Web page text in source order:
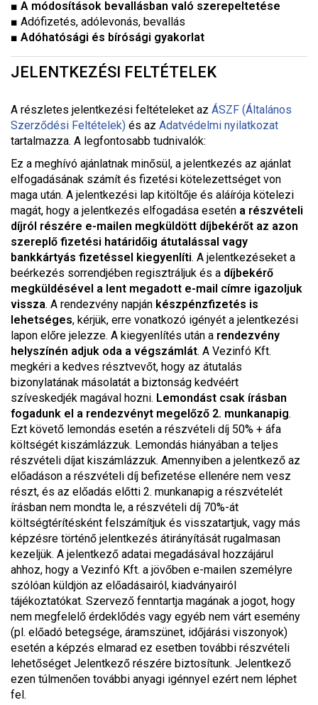
■ A módosítások bevallásban való szerepeltetése
■ Adófizetés, adólevonás, bevallás
■ Adóhatósági és bírósági gyakorlat
JELENTKEZÉSI FELTÉTELEK
A részletes jelentkezési feltételeket az ÁSZF (Általános
Szerződési Feltételek) és az Adatvédelmi nyilatkozat
tartalmazza. A legfontosabb tudnivalók:
Ez a meghívó ajánlatnak minősül, a jelentkezés az ajánlat
elfogadásának számít és fizetési kötelezettséget von
maga után. A jelentkezési lap kitöltője és aláírója kötelezi
magát, hogy a jelentkezés elfogadása esetén a részvételi
díjról részére e-mailen megküldött díjbekérőt az azon
szereplő fizetési határidőig átutalással vagy
bankkártyás fizetéssel kiegyenlíti. A jelentkezéseket a
beérkezés sorrendjében regisztráljuk és a díjbekérő
megküldésével a lent megadott e-mail címre igazoljuk
vissza. A rendezvény napján készpénzfizetés is
lehetséges, kérjük, erre vonatkozó igényét a jelentkezési
lapon előre jelezze. A kiegyenlítés után a rendezvény
helyszínén adjuk oda a végszámlát. A Vezinfó Kft.
megkéri a kedves résztvevőt, hogy az átutalás
bizonylatának másolatát a biztonság kedvéért
szíveskedjék magával hozni. Lemondást csak írásban
fogadunk el a rendezvényt megelőző 2. munkanapig.
Ezt követő lemondás esetén a részvételi díj 50% + áfa
költségét kiszámlázzuk. Lemondás hiányában a teljes
részvételi díjat kiszámlázzuk. Amennyiben a jelentkező az
előadáson a részvételi díj befizetése ellenére nem vesz
részt, és az előadás előtti 2. munkanapig a részvételét
írásban nem mondta le, a részvételi díj 70%-át
költségtérítésként felszámítjuk és visszatartjuk, vagy más
képzésre történő jelentkezés átirányítását rugalmasan
kezeljük. A jelentkező adatai megadásával hozzájárul
ahhoz, hogy a Vezinfó Kft. a jövőben e-mailen személyre
szólóan küldjön az előadásairól, kiadványairól
tájékoztatókat. Szervező fenntartja magának a jogot, hogy
nem megfelelő érdeklődés vagy egyéb nem várt esemény
(pl. előadó betegsége, áramszünet, időjárási viszonyok)
esetén a képzés elmarad ez esetben további részvételi
lehetőséget Jelentkező részére biztosítunk. Jelentkező
ezen túlmenően további anyagi igénnyel ezért nem léphet
fel.